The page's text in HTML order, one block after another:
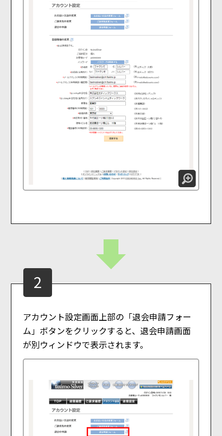
2
アカウント設定画面上部の「退会申請フォー
ム」ボタンをクリックすると、退会申請画面
が別ウィンドウで表示されます。